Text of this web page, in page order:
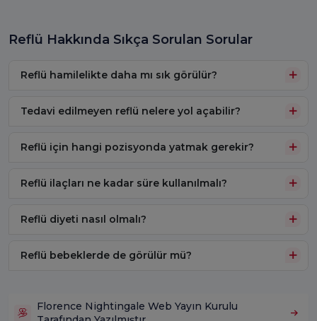
Reflü Hakkında Sıkça Sorulan Sorular
Reflü hamilelikte daha mı sık görülür?
Tedavi edilmeyen reflü nelere yol açabilir?
Reflü için hangi pozisyonda yatmak gerekir?
Reflü ilaçları ne kadar süre kullanılmalı?
Reflü diyeti nasıl olmalı?
Reflü bebeklerde de görülür mü?
Florence Nightingale Web Yayın Kurulu